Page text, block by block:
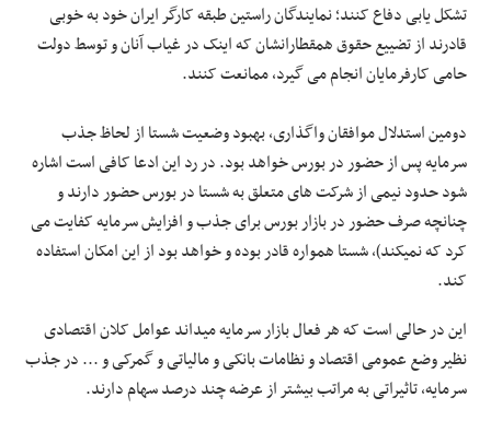
تشکل یابی دفاع کنند؛ نمایندگان راستین طبقه کارگر ایران خود به خوبی
قادرند از تضییع حقوق همقطارانشان که اینک در غیاب آنان و توسط دولت
حامی کارفرمایان انجام می گیرد، ممانعت کنند.
دومین استدلال موافقان واگذاری، بهبود وضعیت شستا از لحاظ جذب
سرمایه پس از حضور در بورس خواهد بود. در رد این ادعا کافی است اشاره
شود حدود نیمی از شرکت های متعلق به شستا در بورس حضور دارند و
چنانچه صرف حضور در بازار بورس برای جذب و افزایش سرمایه کفایت می
کرد که نمیکند)، شستا همواره قادر بوده و خواهد بود از این امکان استفاده
کند.
این در حالی است که هر فعال بازار سرمایه میداند عوامل کلان اقتصادی
نظیر وضع عمومی اقتصاد و نظامات بانکی و مالیاتی و گمرکی و ... در جذب
سرمایه، تاثیراتی به مراتب بیشتر از عرضه چند درصد سهام دارند.